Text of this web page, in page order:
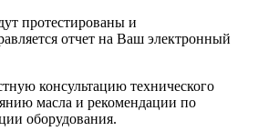
протестированы и
отчет на Ваш электронный
консультацию технического
масла и рекомендации по
оборудования.